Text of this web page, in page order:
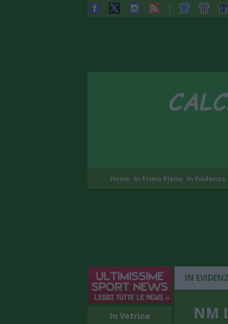
Home In Primo Piano In Evidenza
In Vetrina
IN
NM